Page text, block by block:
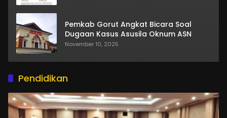
Pemkab Gorut Angkat Bicara Soal
Dugaan Kasus Asusila Oknum ASN
November 10, 2025
Pendidikan